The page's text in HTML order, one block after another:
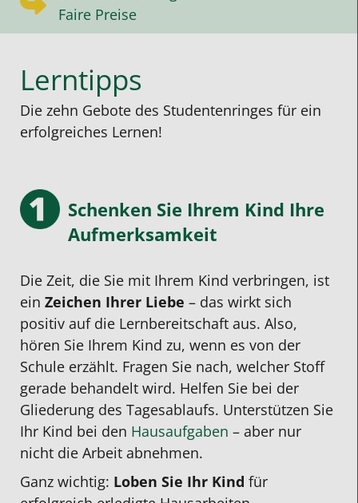
Faire Preise
Lerntipps
Die zehn Gebote des Studentenringes für ein
erfolgreiches Lernen!
Schenken Sie Ihrem Kind Ihre
Aufmerksamkeit
Die Zeit, die Sie mit Ihrem Kind verbringen, ist
ein Zeichen Ihrer Liebe – das wirkt sich
positiv auf die Lernbereitschaft aus. Also,
hören Sie Ihrem Kind zu, wenn es von der
Schule erzählt. Fragen Sie nach, welcher Stoff
gerade behandelt wird. Helfen Sie bei der
Gliederung des Tagesablaufs. Unterstützen Sie
Ihr Kind bei den Hausaufgaben – aber nur
nicht die Arbeit abnehmen.
Ganz wichtig: Loben Sie Ihr Kind für